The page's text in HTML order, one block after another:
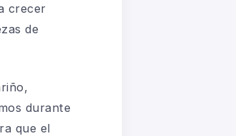
crecer
de
durante
que el